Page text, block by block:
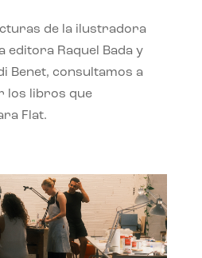
de la ilustradora
editora Raquel Bada y
Benet, consultamos a
los libros que
Flat.